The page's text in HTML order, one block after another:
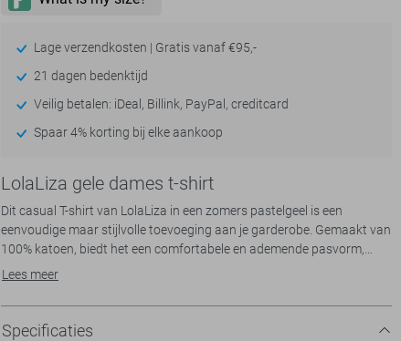
Lage verzendkosten | Gratis vanaf €95,-
21 dagen bedenktijd
Veilig betalen: iDeal, Billink, PayPal, creditcard
Spaar 4% korting bij elke aankoop
LolaLiza gele dames t-shirt
Dit casual T-shirt van LolaLiza in een zomers pastelgeel is een
eenvoudige maar stijlvolle toevoeging aan je garderobe. Gemaakt van
100% katoen, biedt het een comfortabele en ademende pasvorm,
ideaal voor warmere dagen. De kapmouwen zijn verfijnd afgewerkt
geeft aan het geheel. De ronde hals en de normale lengte maken dit T-
shirt veelzijdig en gemakkelijk te combineren.
Lees meer
Specificaties